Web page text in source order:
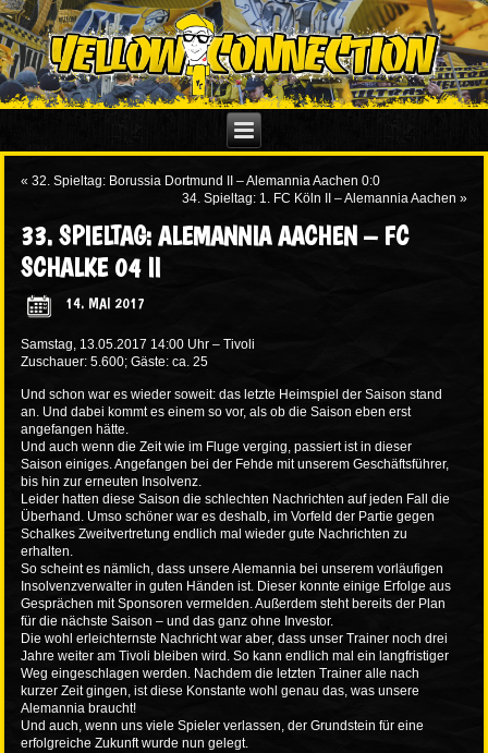
«32. Spieltag: Borussia Dortmund II – Alemannia Aachen 0:0
34. Spieltag: 1. FC Köln II – Alemannia Aachen »
33. SPIELTAG: ALEMANNIA AACHEN – FC
SCHALKE 04 II
14. MAI 2017
Samstag, 13.05.2017 14:00 Uhr – Tivoli
Zuschauer: 5.600; Gäste: ca. 25
Und schon war es wieder soweit: das letzte Heimspiel der Saison stand
an. Und dabei kommt es einem so vor, als ob die Saison eben erst
angefangen hätte.
Und auch wenn die Zeit wie im Fluge verging, passiert ist in dieser
Saison einiges. Angefangen bei der Fehde mit unserem Geschäftsführer,
bis hin zur erneuten Insolvenz.
Leider hatten diese Saison die schlechten Nachrichten auf jeden Fall die
Überhand. Umso schöner war es deshalb, im Vorfeld der Partie gegen
Schalkes Zweitvertretung endlich mal wieder gute Nachrichten zu
erhalten.
So scheint es nämlich, dass unsere Alemannia bei unserem vorläufigen
Insolvenzverwalter in guten Händen ist. Dieser konnte einige Erfolge aus
Gesprächen mit Sponsoren vermelden. Außerdem steht bereits der Plan
für die nächste Saison – und das ganz ohne Investor.
Die wohl erleichternste Nachricht war aber, dass unser Trainer noch drei
Jahre weiter am Tivoli bleiben wird. So kann endlich mal ein langfristiger
Weg eingeschlagen werden. Nachdem die letzten Trainer alle nach
kurzer Zeit gingen, ist diese Konstante wohl genau das, was unsere
Alemannia braucht!
Und auch, wenn uns viele Spieler verlassen, der Grundstein für eine
erfolgreiche Zukunft wurde nun gelegt.